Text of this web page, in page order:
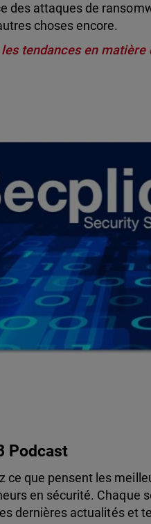
des attaques de
choses encore.
tendances en matière
Podcast
ce que pensent les
en sécurité. Chaque
dernières actualités et